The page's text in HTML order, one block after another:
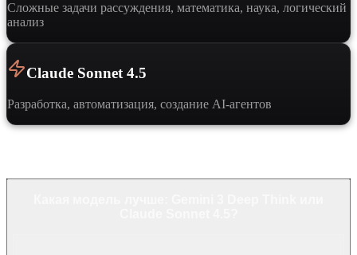
Сложные задачи рассуждения, математика, наука, логический
анализ
Claude Sonnet 4.5
Разработка, автоматизация, создание AI-агентов